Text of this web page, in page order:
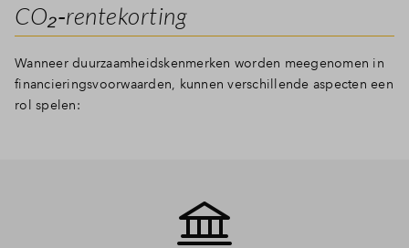
CO₂‑rentekorting
Wanneer duurzaamheidskenmerken worden meegenomen in
financieringsvoorwaarden, kunnen verschillende aspecten een
rol spelen: